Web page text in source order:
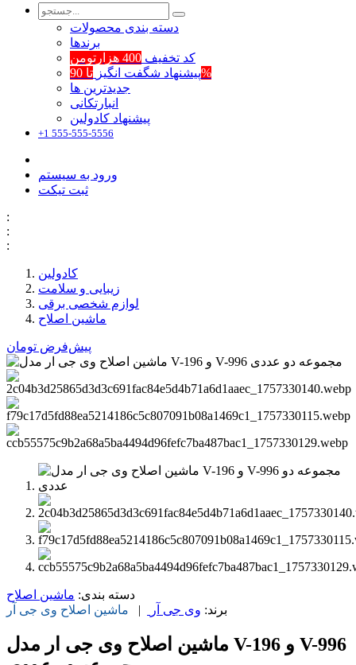
دسته بندی محصولات
برند‌ها
کد تخفیف 400 هزارتومن
پیشنهاد شگفت انگیزتا 90%
جدیدترین ها
انبارتکانی
پیشنهاد کادولین
+1 555-555-5556
ورود به سیستم
ثبت تیکت
:
:
:
کادولین
زیبایی و سلامت
لوازم شخصی برقی
ماشین اصلاح
پیش‌فرض تومان
دسته بندی: ماشین اصلاح
برند: وی جی آر | ماشین اصلاح وی جی آر
ماشین اصلاح وی جی ار مدل V-196 و V-996